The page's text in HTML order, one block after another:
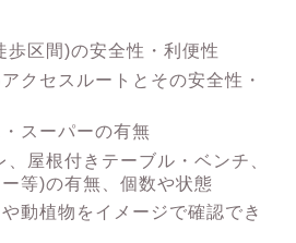
歩区間)の安全性・利便性
クセスルートとその安全性・
スーパーの有無
、屋根付きテーブル・ベンチ、
等)の有無、個数や状態
動植物をイメージで確認でき